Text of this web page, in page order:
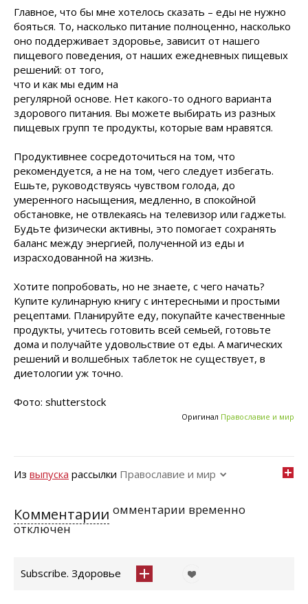
Главное, что бы мне хотелось сказать – еды не нужно
бояться. То, насколько питание полноценно, насколько
оно поддерживает здоровье, зависит от нашего
пищевого поведения, от наших ежедневных пищевых
решений: от того,
что и как мы едим на
регулярной основе. Нет какого-то одного варианта
здорового питания. Вы можете выбирать из разных
пищевых групп те продукты, которые вам нравятся.
Продуктивнее сосредоточиться на том, что
рекомендуется, а не на том, чего следует избегать.
Ешьте, руководствуясь чувством голода, до
умеренного насыщения, медленно, в спокойной
обстановке, не отвлекаясь на телевизор или гаджеты.
Будьте физически активны, это помогает сохранять
баланс между энергией, полученной из еды и
израсходованной на жизнь.
Хотите попробовать, но не знаете, с чего начать?
Купите кулинарную книгу с интересными и простыми
рецептами. Планируйте еду, покупайте качественные
продукты, учитесь готовить всей семьей, готовьте
дома и получайте удовольствие от еды. А магических
решений и волшебных таблеток не существует, в
диетологии уж точно.
Фото: shutterstock
Оригинал Православие и мир
Из выпуска рассылки Православие и мир
Комментарии омментарии временно
отключен
Subscribe. Здоровье